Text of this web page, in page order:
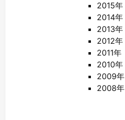
2015年
2014年
2013年
2012年
2011年
2010年
2009年
2008年